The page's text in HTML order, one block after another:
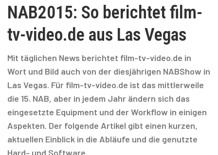
NAB2015: So berichtet film-
tv-video.de aus Las Vegas
Mit täglichen News berichtet film-tv-video.de in
Wort und Bild auch von der diesjährigen NABShow in
Las Vegas. Für film-tv-video.de ist das mittlerweile
die 15. NAB, aber in jedem Jahr ändern sich das
eingesetzte Equipment und der Workflow in einigen
Aspekten. Der folgende Artikel gibt einen kurzen,
aktuellen Einblick in die Abläufe und die genutzte
Hard- und Software.